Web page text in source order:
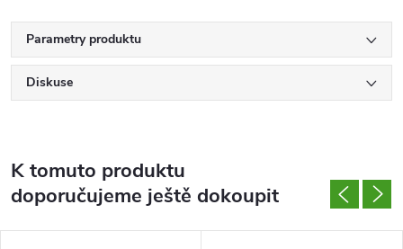
Parametry produktu
Diskuse
K tomuto produktu
doporučujeme ještě dokoupit